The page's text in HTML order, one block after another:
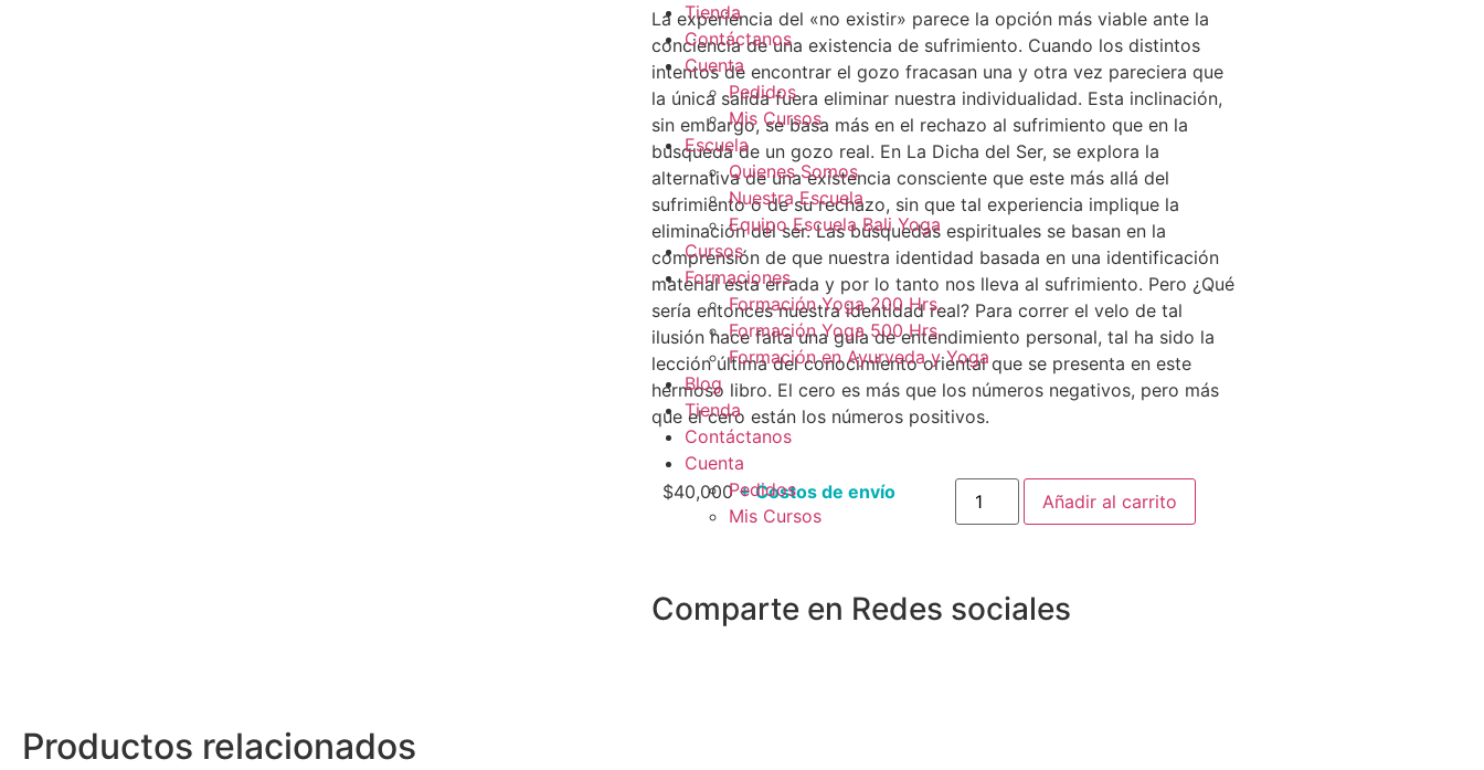
Tienda
Contáctanos
Cuenta
Pedidos
Mis Cursos
Escuela
Quienes Somos
Nuestra Escuela
Equipo Escuela Bali Yoga
Cursos
Formaciones
Formación Yoga 200 Hrs.
Formación Yoga 500 Hrs.
Formación en Ayurveda y Yoga
Blog
Tienda
Contáctanos
Cuenta
Pedidos
Mis Cursos
La experiencia del «no existir» parece la opción más viable ante la
conciencia de una existencia de sufrimiento. Cuando los distintos
intentos de encontrar el gozo fracasan una y otra vez pareciera que
la única salida fuera eliminar nuestra individualidad. Esta inclinación,
sin embargo, se basa más en el rechazo al sufrimiento que en la
búsqueda de un gozo real. En La Dicha del Ser, se explora la
alternativa de una existencia consciente que este más allá del
sufrimiento o de su rechazo, sin que tal experiencia implique la
eliminación del ser. Las búsquedas espirituales se basan en la
comprensión de que nuestra identidad basada en una identificación
material esta errada y por lo tanto nos lleva al sufrimiento. Pero ¿Qué
sería entonces nuestra identidad real? Para correr el velo de tal
ilusión hace falta una guía de entendimiento personal, tal ha sido la
lección última del conocimiento oriental que se presenta en este
hermoso libro. El cero es más que los números negativos, pero más
que el cero están los números positivos.
$40,000 + Costos de envío Añadir al carrito
Comparte en Redes sociales
Productos relacionados